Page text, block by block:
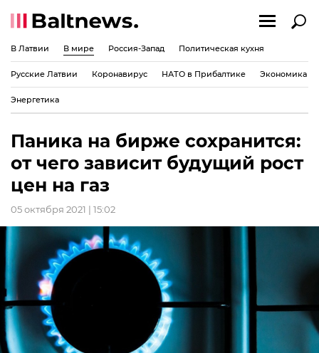
В Латвии В мире Россия-Запад Политическая кухня
Русские Латвии Коронавирус НАТО в Прибалтике Экономика
Энергетика
Паника на бирже сохранится:
от чего зависит будущий рост
цен на газ
05 октября 2021 | 15:02